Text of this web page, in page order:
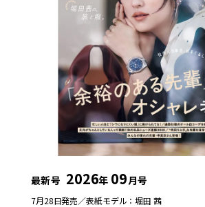
最新号 2026年 09月号
7月28日発売／表紙モデル：堀田 茜